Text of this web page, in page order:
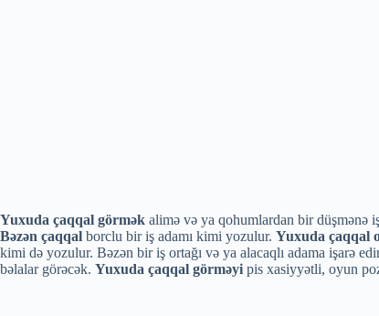
Yuxuda çaqqal görmək alimə və ya qohumlardan bir düşmənə
Bəzən çaqqal borclu bir iş adamı kimi yozulur. Yuxuda çaqqal
kimi də yozulur. Bəzən bir iş ortağı və ya alacaqlı adama işarə
bəlalar görəcək. Yuxuda çaqqal görməyi pis xasiyyətli, oyun